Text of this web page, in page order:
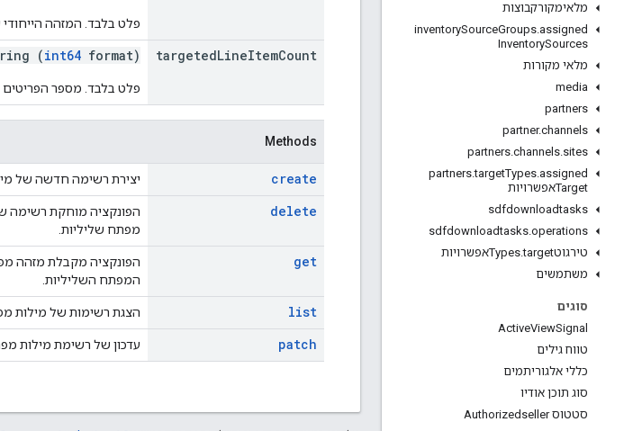
מלאימקורקבוצות
inventorySourceGroups.assigned
InventorySources
מלאי מקורות
media
partners
partner.channels
partners.channels.sites
partners.targetTypes.assigned
Targetאפשרויות
sdfdownloadtasks
sdfdownloadtasks.operations
טירגוטTypes
.targetאפשרויות
משתמשים
סוגים
ActiveViewSignal
טווח גילים
כללי אלגוריתמים
סוג תוכן אודיו
סטטוס Authorizedseller
פלט בלבד. המזהה
targetedLineItemCount
(int64 format)
פלט בלבד. מספר הפריטים
Methods
create יצירת רשימה חדשה של
delete
הפונקציה מוחקת רשימה
מפתח שליליות.
get
הפונקציה מקבלת מזהה
המפתח השליליות.
list הצגת רשימות של מילות
patch עדכון של רשימת מילות